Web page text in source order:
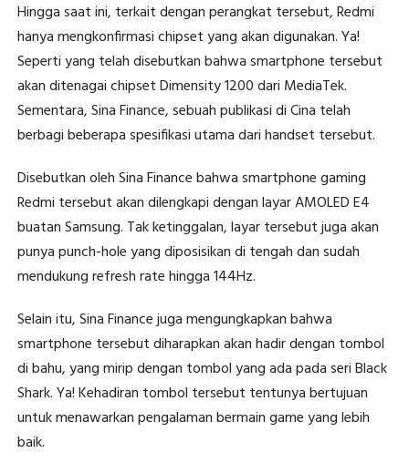
Hingga saat ini, terkait dengan perangkat tersebut, Redmi
hanya mengkonfirmasi chipset yang akan digunakan. Ya!
Seperti yang telah disebutkan bahwa smartphone tersebut
akan ditenagai chipset Dimensity 1200 dari MediaTek.
Sementara, Sina Finance, sebuah publikasi di Cina telah
berbagi beberapa spesifikasi utama dari handset tersebut.
Disebutkan oleh Sina Finance bahwa smartphone gaming
Redmi tersebut akan dilengkapi dengan layar AMOLED E4
buatan Samsung. Tak ketinggalan, layar tersebut juga akan
punya punch-hole yang diposisikan di tengah dan sudah
mendukung refresh rate hingga 144Hz.
Selain itu, Sina Finance juga mengungkapkan bahwa
smartphone tersebut diharapkan akan hadir dengan tombol
di bahu, yang mirip dengan tombol yang ada pada seri Black
Shark. Ya! Kehadiran tombol tersebut tentunya bertujuan
untuk menawarkan pengalaman bermain game yang lebih
baik.